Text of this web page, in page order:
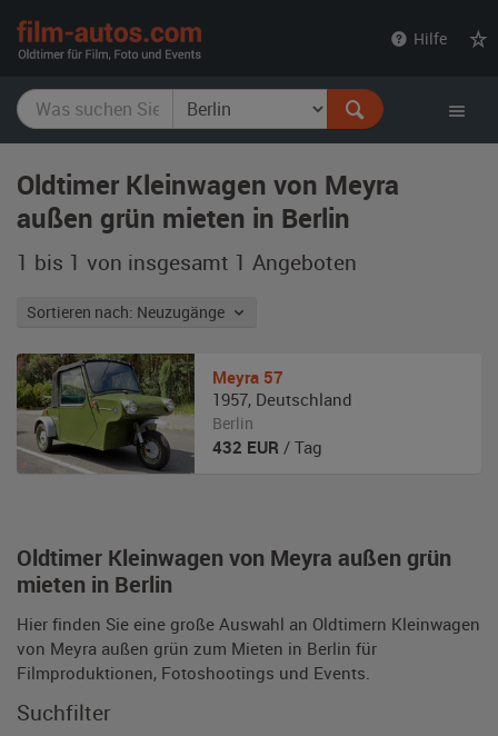
Hilfe
Oldtimer Kleinwagen von Meyra
außen grün mieten in Berlin
1 bis 1 von insgesamt 1 Angeboten
Sortieren nach: Neuzugänge
Oldtimer Kleinwagen von Meyra außen grün
mieten in Berlin
Hier finden Sie eine große Auswahl an Oldtimern Kleinwagen
von Meyra außen grün zum Mieten in Berlin für
Filmproduktionen, Fotoshootings und Events.
Meyra 57
1957, Deutschland
Berlin
432 EUR / Tag
Suchfilter